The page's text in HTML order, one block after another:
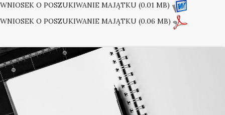
WNIOSEK O POSZUKIWANIE MAJĄTKU (0.01 MB)
WNIOSEK O POSZUKIWANIE MAJĄTKU (0.06 MB)